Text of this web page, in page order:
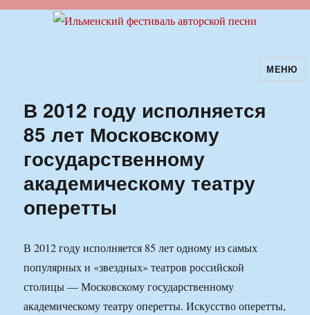
Ильменский фестиваль авторской
песни
МЕНЮ
В 2012 году исполняется
85 лет Московскому
государственному
академическому театру
оперетты
В 2012 году исполняется 85 лет одному из самых
популярных и «звездных» театров российской
столицы — Московскому государственному
академическому театру оперетты. Искусство оперетты,